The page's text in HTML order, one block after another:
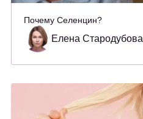
Почему Селенцин?
Елена Стародубова